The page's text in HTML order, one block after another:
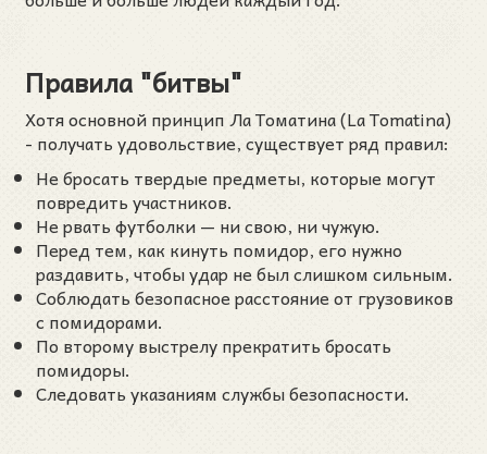
Правила "битвы"
Хотя основной принцип Ла Томатина (La Tomatina)
- получать удовольствие, существует ряд правил:
Не бросать твердые предметы, которые могут
повредить участников.
Не рвать футболки — ни свою, ни чужую.
Перед тем, как кинуть помидор, его нужно
раздавить, чтобы удар не был слишком сильным.
Соблюдать безопасное расстояние от грузовиков
с помидорами.
По второму выстрелу прекратить бросать
помидоры.
Следовать указаниям службы безопасности.